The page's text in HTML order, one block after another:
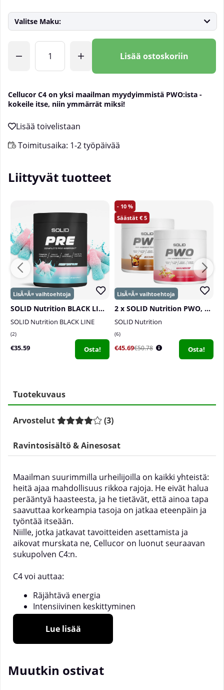
Valitse Maku:
Lisää ostoskoriin
Cellucor C4 on yksi maailman myydyimmistä PWO:ista -
kokeile itse, niin ymmärrät miksi!
Toimitusaika: 1-2 työpäivää
Liittyvät tuotteet
SOLID Nutrition BLACK LINE PRE, 440 g
SOLID Nutrition BLACK LINE
2
€35.59 Osta!
10
5
2 x SOLID Nutrition PWO, 230 g
SOLID Nutrition
6
€45.69€50.78 Osta!
Tuotekuvaus
Arvostelut (3)
Ravintosisältö & Ainesosat
Maailman suurimmilla urheilijoilla on kaikki yhteistä:
heitä ajaa mahdollisuus rikkoa rajoja. He eivät halua
perääntyä haasteesta, ja he tietävät, että ainoa tapa
saavuttaa korkeampia tasoja on jatkaa eteenpäin ja
työntää itseään.
Niille, jotka jatkavat tavoitteiden asettamista ja
aikovat murskata ne, Cellucor on luonut seuraavan
sukupolven C4:n.
C4 voi auttaa:
Räjähtävä energia
Intensiivinen keskittyminen
Täynnä oleva pumppu
Palkittu tuotemerkki
Unohtumattomat maut
C4 oli räjähdys, joka kuultiin ympäri maailmaa sen
Lue lisää
Muutkin ostivat